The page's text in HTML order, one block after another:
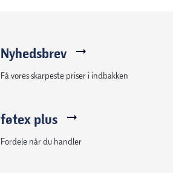
Nyhedsbrev
Få vores skarpeste priser i indbakken
føtex plus
Fordele når du handler